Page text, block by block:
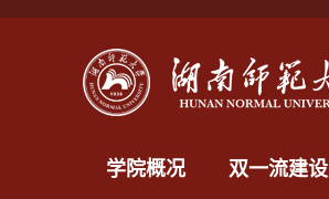
学院概况 双一流建设